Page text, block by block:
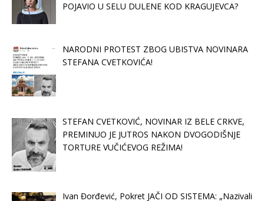
POJAVIO U SELU DULENE KOD KRAGUJEVCA?
NARODNI PROTEST ZBOG UBISTVA NOVINARA
STEFANA CVETKOVIĆA!
STEFAN CVETKOVIĆ, NOVINAR IZ BELE CRKVE,
PREMINUO JE JUTROS NAKON DVOGODIŠNJE
TORTURE VUČIĆEVOG REŽIMA!
Ivan Đorđević, Pokret JAČI OD SISTEMA: „Nazivali